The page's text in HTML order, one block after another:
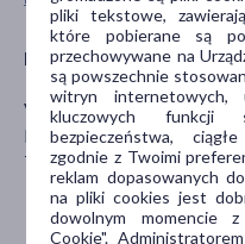
Producent
VINERGY GmbH
Bahnhofstr. 19
78224 Singen
pliki tekstowe,
które pobierane są
przechowywane na
są powszechnie
witryn internetowych,
kluczowych funkcji
bezpieczeństwa,
zgodnie z Twoimi
reklam dopasowanych
na pliki cookies jest
dowolnym momencie
Cookie".